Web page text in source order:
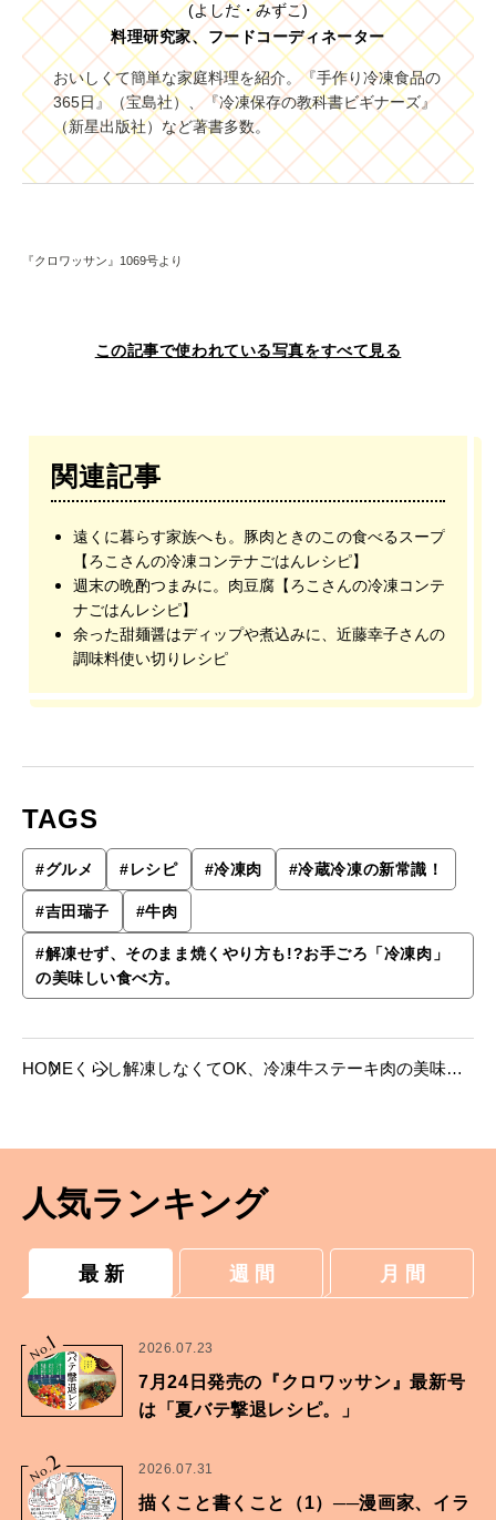
(よしだ・みずこ)
料理研究家、フードコーディネーター
おいしくて簡単な家庭料理を紹介。『手作り冷凍食品の
365日』（宝島社）、『冷凍保存の教科書ビギナーズ』
（新星出版社）など著書多数。
『クロワッサン』1069号より
この記事で使われている写真をすべて見る
関連記事
遠くに暮らす家族へも。豚肉ときのこの食べるスープ
【ろこさんの冷凍コンテナごはんレシピ】
週末の晩酌つまみに。肉豆腐【ろこさんの冷凍コンテ
ナごはんレシピ】
余った甜麺醤はディップや煮込みに、近藤幸子さんの
調味料使い切りレシピ
TAGS
#グルメ #レシピ #冷凍肉 #冷蔵冷凍の新常識！
#吉田瑞子 #牛肉
#解凍せず、そのまま焼くやり方も!?お手ごろ「冷凍肉」
の美味しい食べ方。
HOME くらし解凍しなくてOK、冷凍牛ステーキ肉の美味し
人気ランキング
最 新 週 間 月 間
No.
1 2026.07.23
7月24日発売の『クロワッサン』最新号
は「夏バテ撃退レシピ。」
No.2 2026.07.31
描くこと書くこと（1）──漫画家、イラ